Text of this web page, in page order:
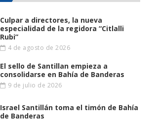
Culpar a directores, la nueva
especialidad de la regidora “Citlalli
Rubi”
4 de agosto de 2026
El sello de Santillan empieza a
consolidarse en Bahía de Banderas
9 de julio de 2026
Israel Santillán toma el timón de Bahía
de Banderas